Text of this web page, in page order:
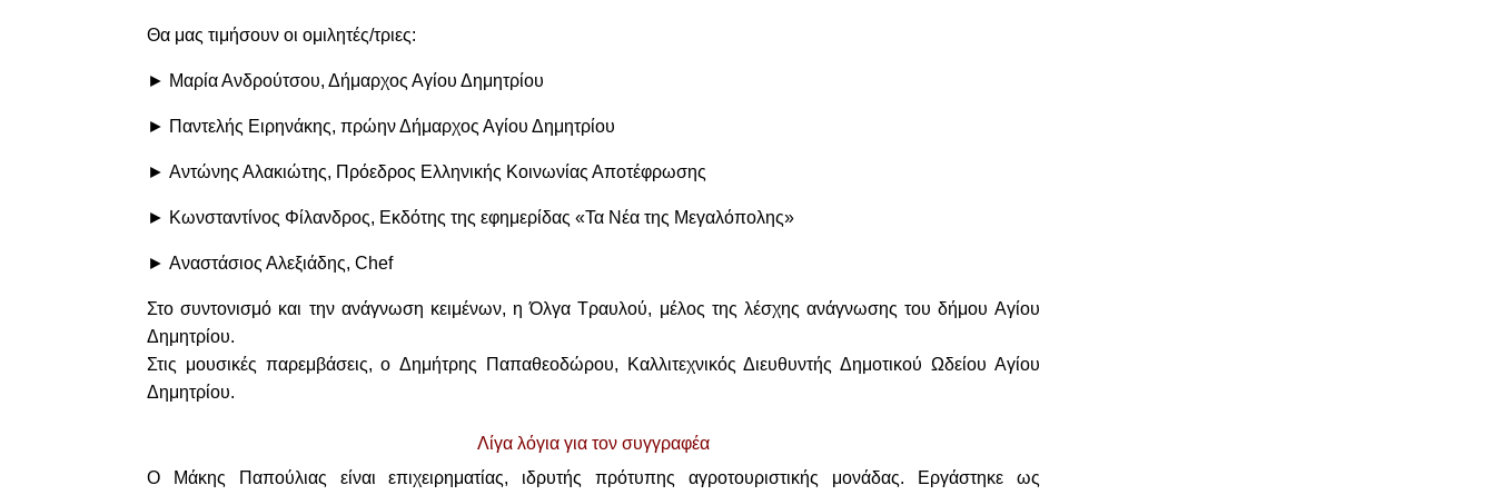
Θα μας τιμήσουν οι ομιλητές/τριες:
► Μαρία Ανδρούτσου, Δήμαρχος Αγίου Δημητρίου
► Παντελής Ειρηνάκης, πρώην Δήμαρχος Αγίου Δημητρίου
► Αντώνης Αλακιώτης, Πρόεδρος Ελληνικής Κοινωνίας Αποτέφρωσης
► Κωνσταντίνος Φίλανδρος, Εκδότης της εφημερίδας «Τα Νέα της Μεγαλόπολης»
► Αναστάσιος Αλεξιάδης, Chef
Στο συντονισμό και την ανάγνωση κειμένων, ηΌλγα Τραυλού, μέλος της λέσχης ανάγνωσης του δήμου Αγίου
Δημητρίου.
Στις μουσικές παρεμβάσεις, ο Δημήτρης Παπαθεοδώρου, Καλλιτεχνικός Διευθυντής Δημοτικού Ωδείου Αγίου
Δημητρίου.
Λίγα λόγια για τον συγγραφέα
Ο Μάκης Παπούλιας είναι επιχειρηματίας, ιδρυτής πρότυπης αγροτουριστικής μονάδας. Εργάστηκε ως